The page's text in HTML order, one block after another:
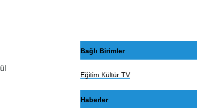
Bağlı Birimler
Eğitim Kültür TV
Haberler